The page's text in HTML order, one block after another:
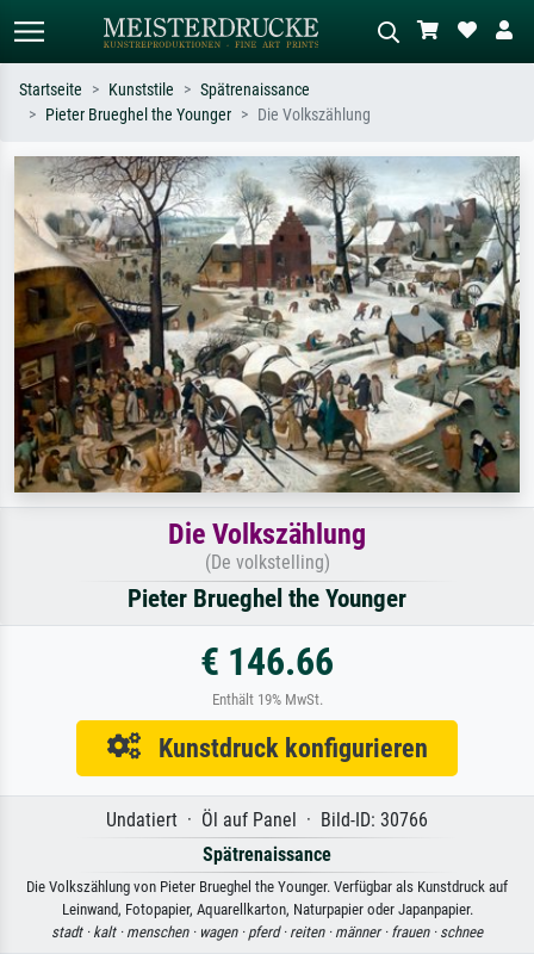
Suchen Sie nach Künstlern, Werktiteln
oder Stilen – z.B. Monet,
Sternennacht, Impressionismus, Welle
Hokusai, Akt.
Beschreiben Sie die Szene – z.B. Grüne
Wiese, Abstrakt mit viel Rot, Dunkles
Ölgemälde, Stehender Akt neben einem
Baum.
Startseite Kunststile
Spätrenaissance
Pieter Brueghel the Younger
Die Volkszählung
Die Volkszählung
(De volkstelling)
Pieter Brueghel the Younger
€ 146.66
Enthält 19% MwSt.
Kunstdruck konfigurieren
Undatiert · Öl auf Panel · Bild-ID: 30766
Spätrenaissance
Die Volkszählung von Pieter Brueghel the Younger. Verfügbar als Kunstdruck auf
Leinwand, Fotopapier, Aquarellkarton, Naturpapier oder Japanpapier.
stadt · kalt · menschen · wagen · pferd · reiten · männer · frauen · schnee